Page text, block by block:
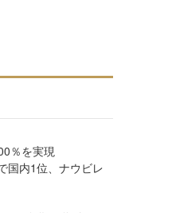
％を実現
国内1位、ナウビレ